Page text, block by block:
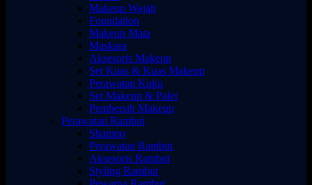
Makeup Wajah
Foundation
Makeup Mata
Maskara
Aksesoris Makeup
Set Kuas & Kuas Makeup
Perawatan Kuku
Set Makeup & Palet
Pembersih Makeup
Perawatan Rambut
Shampo
Perawatan Rambut
Aksesoris Rambut
Styling Rambut